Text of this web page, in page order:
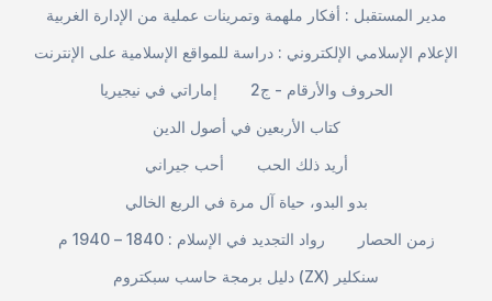
مدير المستقبل : أفكار ملهمة وتمرينات عملية من الإدارة الغربية
الإعلام الإسلامي الإلكتروني : دراسة للمواقع الإسلامية على الإنترنت
إماراتي في نيجيريا
الحروف والأرقام - ج2
كتاب الأربعين في أصول الدين
أحب جيراني
أريد ذلك الحب
بدو البدو، حياة آل مرة في الربع الخالي
رواد التجديد في الإسلام : 1840 – 1940 م
زمن الحصار
دليل برمجة حاسب سبكتروم (ZX) سنكلير